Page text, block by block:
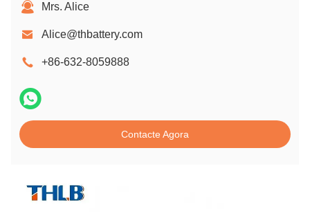
Mrs. Alice
Alice@thbattery.com
+86-632-8059888
Contacte Agora